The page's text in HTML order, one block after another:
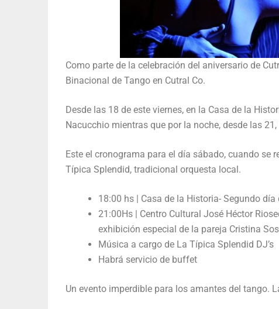
Como parte de la celebración del aniversario de
Binacional de Tango en Cutral Co.
Desde las 18 de este viernes, en la Casa de la
Nacucchio mientras que por la noche, desde las
Este el cronograma para el día sábado, cuando se
Típica Splendid, tradicional orquesta local.
18:00 hs | Casa de la Historia- Segundo
21:00Hs | Centro Cultural José Héctor
exhibición especial de la pareja Cristina
Música a cargo de La Típica Splendid DJ’s
Habrá servicio de buffet
Un evento imperdible para los amantes del tango.